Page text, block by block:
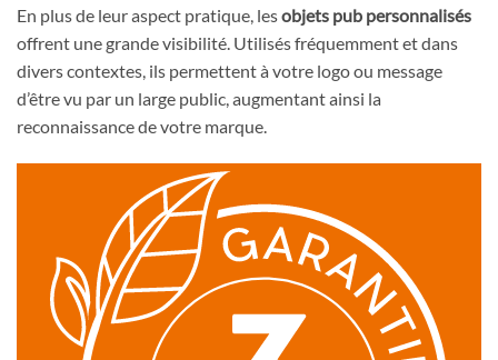
En plus de leur aspect pratique, lesobjets pub personnalisés
offrent une grande visibilité. Utilisés fréquemment et dans
divers contextes, ils permettent à votre logo ou message
d’être vu par un large public, augmentant ainsi la
reconnaissance de votre marque.